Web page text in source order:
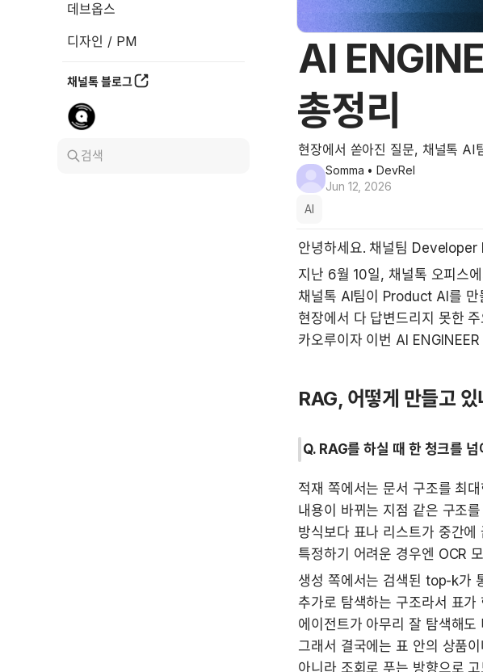
데브옵스
디자인 / PM
채널톡 블로그
검색
AI
총정리
현장에서 쏟아진 질문, 채널톡 AI
Somma • DevRel
Jun 12, 2026
AI
안녕하세요. 채널팀
지난 6월 10일, 채널톡 오피스에
채널톡 AI팀이 Product AI를 만
현장에서 다 답변드리지 못한
카오루이자 이번 AI
RAG, 어떻게 만들고 있
Q. RAG를 하실 때 한 청크를
적재 쪽에서는 문서 구조를 최
내용이 바뀌는 지점 같은 구조
방식보다 표나 리스트가 중간에
특정하기 어려운 경우엔 OCR
생성 쪽에서는 검색된 top-k가
추가로 탐색하는 구조라서 표
에이전트가 아무리 잘 탐색해
그래서 결국에는 표 안의 상품
아니라 조회로 푸는 방향으로